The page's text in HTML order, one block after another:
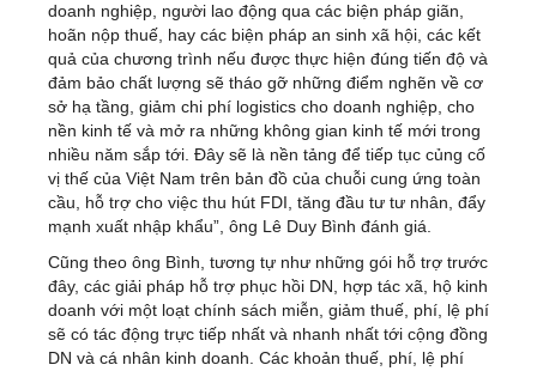
doanh nghiệp, người lao động qua các biện pháp giãn,
hoãn nộp thuế, hay các biện pháp an sinh xã hội, các kết
quả của chương trình nếu được thực hiện đúng tiến độ và
đảm bảo chất lượng sẽ tháo gỡ những điểm nghẽn về cơ
sở hạ tầng, giảm chi phí logistics cho doanh nghiệp, cho
nền kinh tế và mở ra những không gian kinh tế mới trong
nhiều năm sắp tới. Đây sẽ là nền tảng để tiếp tục củng cố
vị thế của Việt Nam trên bản đồ của chuỗi cung ứng toàn
cầu, hỗ trợ cho việc thu hút FDI, tăng đầu tư tư nhân, đẩy
mạnh xuất nhập khẩu”, ông Lê Duy Bình đánh giá.
Cũng theo ông Bình, tương tự như những gói hỗ trợ trước
đây, các giải pháp hỗ trợ phục hồi DN, hợp tác xã, hộ kinh
doanh với một loạt chính sách miễn, giảm thuế, phí, lệ phí
sẽ có tác động trực tiếp nhất và nhanh nhất tới cộng đồng
DN và cá nhân kinh doanh. Các khoản thuế, phí, lệ phí